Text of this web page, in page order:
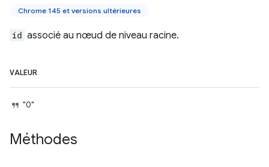
Chrome 145 et versions ultérieures
id associé au nœud de niveau racine.
VALEUR
"0"
Méthodes